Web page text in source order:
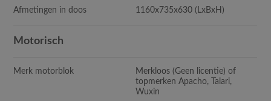
Afmetingen in doos 1160x735x630 (LxBxH)
Motorisch
Merk motorblok
Merkloos (Geen licentie) of
topmerken Apacho, Talari,
Wuxin